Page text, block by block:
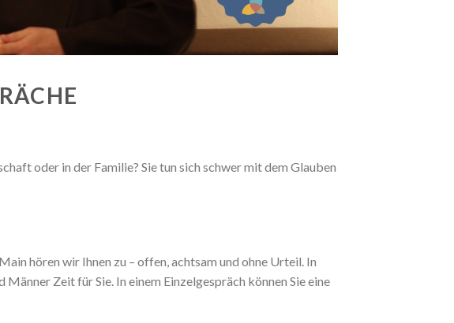
oder in der Familie? Sie tun sich schwer mit dem Glauben
hören wir Ihnen zu – offen, achtsam und ohne Urteil. In
Zeit für Sie. In einem Einzelgespräch können Sie eine